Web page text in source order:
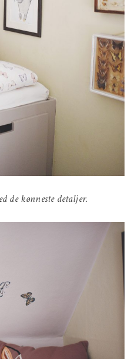
de kønneste detaljer.